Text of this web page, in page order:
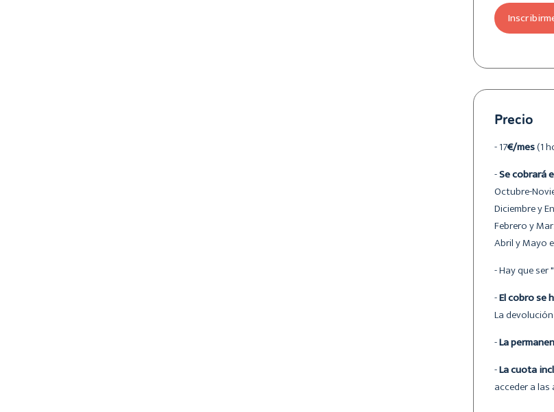
Precio
- 17€/mes(1
-Se cobrará
Octubre-
Diciembre y
Febrero y
Abril y Mayo
- Hay que ser "
-El cobro se
La
-La
-La cuota
acceder a